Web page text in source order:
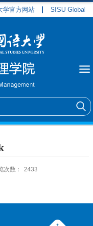
学官方网站 SISU Global
次数： 2433